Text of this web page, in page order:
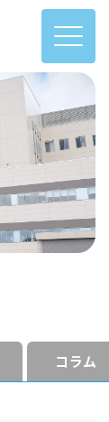
コラム